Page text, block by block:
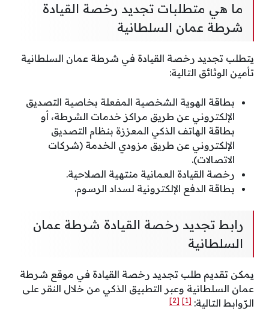
ما هي متطلبات تجديد رخصة القيادة
شرطة عمان السلطانية
يتطلب تجديد رخصة القيادة في شرطة عمان السلطانية
تأمين الوثائق التالية:
بطاقة الهوية الشخصية المفعلة بخاصية التصديق
الإلكتروني عن طريق مراكز خدمات الشرطة، أو
بطاقة الهاتف الذكي المعززة بنظام التصديق
الإلكتروني عن طريق مزودي الخدمة (شركات
الاتصالات).
رخصة القيادة العمانية منتهية الصلاحية.
بطاقة الدفع الإلكترونية لسداد الرسوم.
رابط تجديد رخصة القيادة شرطة عمان
السلطانية
يمكن تقديم طلب تجديد رخصة القيادة في موقع شرطة
عمان السلطانية وعبر التطبيق الذكي من خلال النقر على
الرّوابط التالية: [1]
[2]